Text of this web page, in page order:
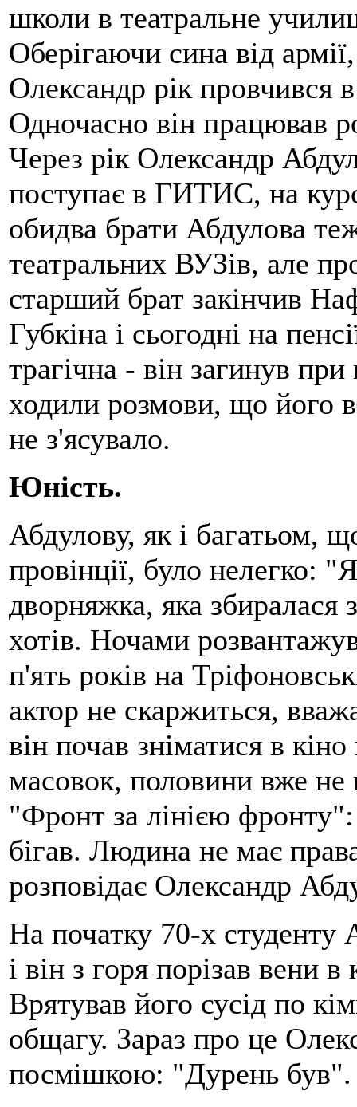
школи в театральне
Оберігаючи сина від
Олександр рік провчився
Одночасно він працював
Через рік Олександр
поступає в ГИТИС, на
обидва брати Абдулова
театральних ВУЗів, але
старший брат закінчив
Губкіна і сьогодні на
трагічна - він загинув
ходили розмови, що його
не з'ясувало.
Юність.
Абдулову, як і багатьом,
провінції, було нелегко:
дворняжка, яка
хотів. Ночами
п'ять років на
актор не скаржиться,
він почав зніматися в
масовок, половини вже не
"Фронт за лінією фронту":
бігав. Людина не має
розповідає Олександр
На початку 70-х студенту
і він з горя порізав вени
Врятував його сусід по
общагу. Зараз про це
посмішкою: "Дурень був".